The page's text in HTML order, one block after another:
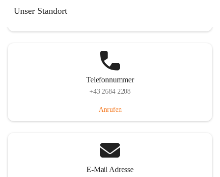
Unser Standort
Telefonnummer
+43 2684 2208
Anrufen
E-Mail Adresse